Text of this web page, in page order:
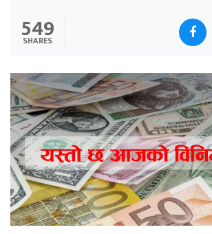
549
SHARES